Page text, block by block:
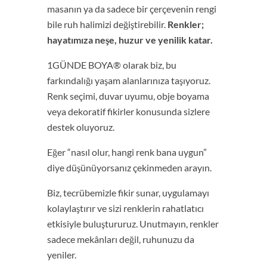
masanın ya da sadece bir çerçevenin rengi
bile ruh halimizi değiştirebilir. Renkler;
hayatımıza neşe, huzur ve yenilik katar.
1GÜNDE BOYA® olarak biz, bu
farkındalığı yaşam alanlarınıza taşıyoruz.
Renk seçimi, duvar uyumu, obje boyama
veya dekoratif fikirler konusunda sizlere
destek oluyoruz.
Eğer “nasıl olur, hangi renk bana uygun”
diye düşünüyorsanız çekinmeden arayın.
Biz, tecrübemizle fikir sunar, uygulamayı
kolaylaştırır ve sizi renklerin rahatlatıcı
etkisiyle buluştururuz. Unutmayın, renkler
sadece mekânları değil, ruhunuzu da
yeniler.